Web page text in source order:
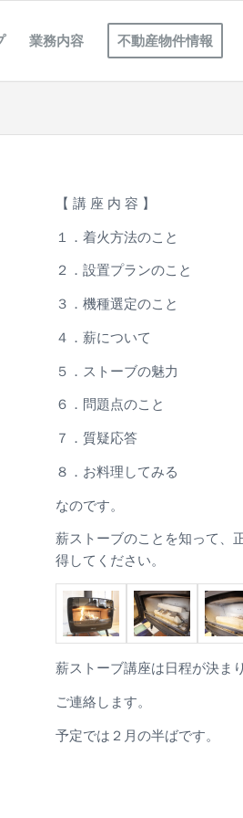
業務内容 不動産物件情報
【 講 座 内 容 】
１．着火方法のこと
２．設置プランのこと
３．機種選定のこと
４．薪について
５．ストーブの魅力
６．問題点のこと
７．質疑応答
８．お料理してみる
なのです。
薪ストーブのことを知って、
得してください。
薪ストーブ講座は日程が決ま
ご連絡します。
予定では２月の半ばです。